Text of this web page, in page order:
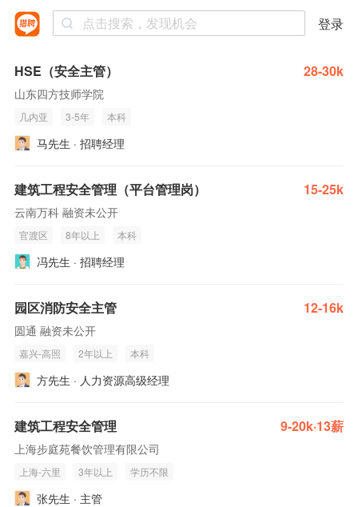
登录
HSE（安全主管） 28-30k
山东四方技师学院
几内亚 3-5年 本科
马先生 · 招聘经理
建筑工程安全管理（平台管理岗） 15-25k
云南万科 融资未公开
官渡区 8年以上 本科
冯先生 · 招聘经理
园区消防安全主管 12-16k
圆通 融资未公开
嘉兴-高照 2年以上 本科
方先生 · 人力资源高级经理
建筑工程安全管理 9-20k·13薪
上海步庭苑餐饮管理有限公司
上海-六里 3年以上 学历不限
张先生 · 主管